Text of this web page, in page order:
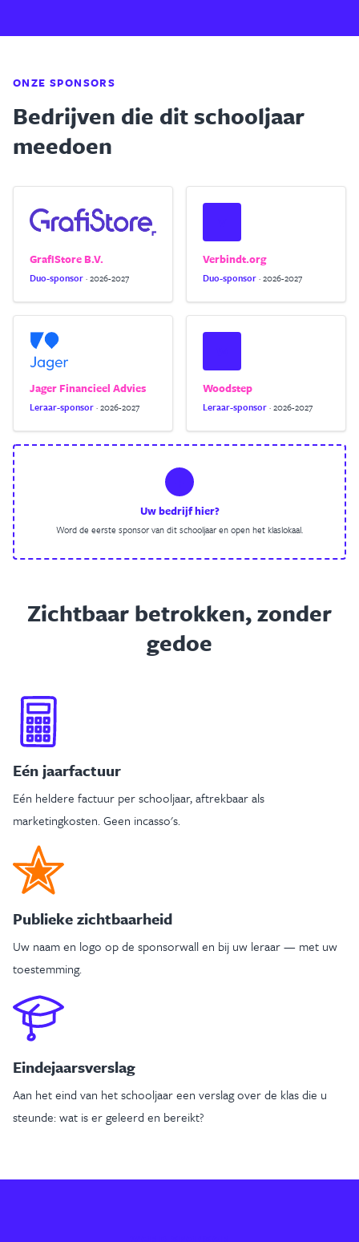
ONZE SPONSORS
Bedrijven die dit schooljaar
meedoen
GrafiStore B.V.
Duo-sponsor· 2026-2027
Verbindt.org
Duo-sponsor· 2026-2027
Jager Financieel Advies
Leraar-sponsor· 2026-2027
Woodstep
Leraar-sponsor· 2026-2027
Uw bedrijf hier?
Word de eerste sponsor van dit schooljaar en open het klaslokaal.
Zichtbaar betrokken, zonder
gedoe
Eén jaarfactuur
Eén heldere factuur per schooljaar, aftrekbaar als
marketingkosten. Geen incasso's.
Publieke zichtbaarheid
Uw naam en logo op de sponsorwall en bij uw leraar — met uw
toestemming.
Eindejaarsverslag
Aan het eind van het schooljaar een verslag over de klas die u
steunde: wat is er geleerd en bereikt?